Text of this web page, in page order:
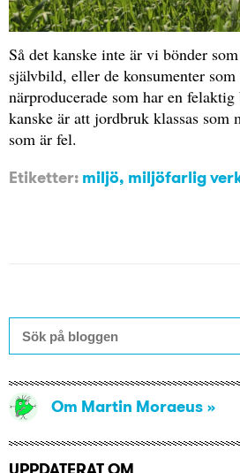
Så det kanske inte är vi bönder
självbild, eller de konsumenter
närproducerade som har en
kanske är att jordbruk klassas
som är fel.
Etiketter: miljö, miljöfarlig
Om Martin Moraeus